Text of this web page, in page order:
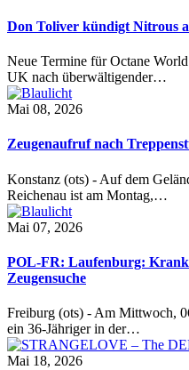
Don Toliver kündigt Nitrous
Neue Termine für Octane
UK nach überwältigender…
Mai 08, 2026
Zeugenaufruf nach
Konstanz (ots) - Auf dem
Reichenau ist am Montag,…
Mai 07, 2026
POL-FR: Laufenburg:
Zeugensuche
Freiburg (ots) - Am Mittwoch,
ein 36-Jähriger in der…
Mai 18, 2026